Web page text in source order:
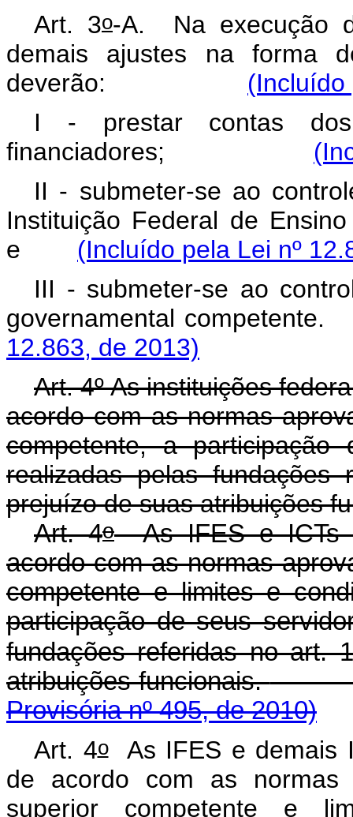
Art. 3o-A. Na execução
demais ajustes na forma
deverão: (Incluído
I - prestar contas dos
financiadores;
II - submeter-se ao
Instituição Federal de
e (Incluído pela Lei nº
III - submeter-se ao
governamental competente.
12.863, de 2013)
Art. 4º As instituições
acordo com as normas
competente, a
realizadas pelas
prejuízo de suas atribuições
Art. 4oAs IFES e ICTs
acordo com as normas
competente e limites e
participação de seus
fundações referidas no art. 1
atribuições funcionais.
Provisória nº 495, de 2010)
Art. 4oAs IFES e demais
de acordo com as normas
superior competente e